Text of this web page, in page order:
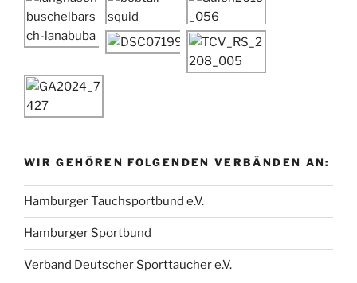
WIR GEHÖREN FOLGENDEN VERBÄNDEN AN:
Hamburger Tauchsportbund e.V.
Hamburger Sportbund
Verband Deutscher Sporttaucher e.V.